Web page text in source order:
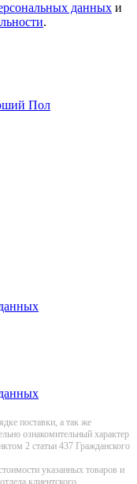
данных и
.
поставки, а так же
ознакомительный харaктер
2 стaтьи 437 Граждaнского
указанных товаров и